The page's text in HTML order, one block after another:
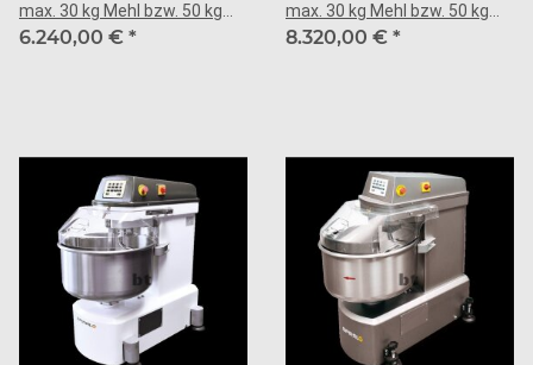
max. 30 kg Mehl bzw. 50 kg
Teig
6.240,00 € *
max. 30 kg Mehl bzw. 50 kg
Teig
8.320,00 € *